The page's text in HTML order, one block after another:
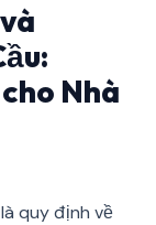
Nhà
quy định về